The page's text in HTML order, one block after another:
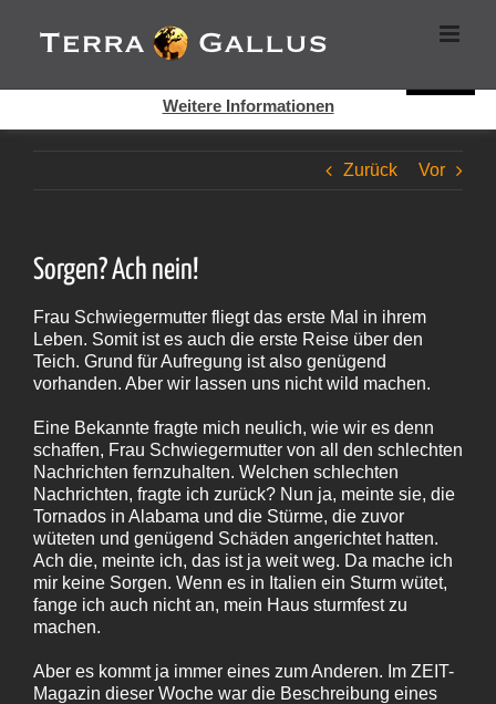
Inhalt
springen
Zurück Vor
Sorgen? Ach nein!
Frau Schwiegermutter fliegt das erste Mal in ihrem
Leben. Somit ist es auch die erste Reise über den
Teich. Grund für Aufregung ist also genügend
vorhanden. Aber wir lassen uns nicht wild machen.
Eine Bekannte fragte mich neulich, wie wir es denn
schaffen, Frau Schwiegermutter von all den schlechten
Nachrichten fernzuhalten. Welchen schlechten
Nachrichten, fragte ich zurück? Nun ja, meinte sie, die
Tornados in Alabama und die Stürme, die zuvor
wüteten und genügend Schäden angerichtet hatten.
Ach die, meinte ich, das ist ja weit weg. Da mache ich
mir keine Sorgen. Wenn es in Italien ein Sturm wütet,
fange ich auch nicht an, mein Haus sturmfest zu
machen.
Aber es kommt ja immer eines zum Anderen. Im ZEIT-
Magazin dieser Woche war die Beschreibung eines
Cookies helfen auf auf dieser Seite bei der Bereitstellung der
Dienste. Durch die Nutzung dieser Webseite erklären Sie sich
Weitere Informationen